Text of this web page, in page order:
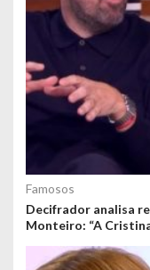
Famosos
Decifrador analisa
Monteiro: “A